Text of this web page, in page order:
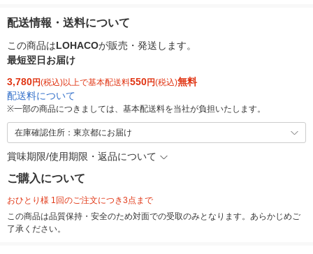
配送情報・送料について
この商品はLOHACOが販売・発送します。
最短翌日お届け
3,780円(税込)以上で基本配送料550円(税込)無料
配送料について
※一部の商品につきましては、基本配送料を当社が負担いたします。
在庫確認住所：東京都にお届け
賞味期限/使用期限・返品について
ご購入について
おひとり様 1回のご注文につき3点まで
この商品は品質保持・安全のため対面での受取のみとなります。あらかじめご
了承ください。